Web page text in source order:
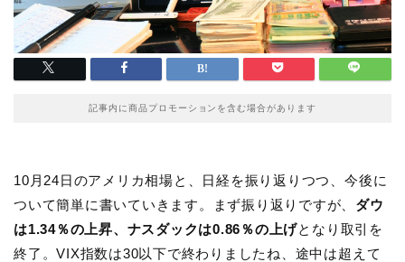
記事内に商品プロモーションを含む場合があります
10月24日のアメリカ相場と、日経を振り返りつつ、今後に
ついて簡単に書いていきます。まず振り返りですが、 ダウ
は1.34％の上昇、ナスダックは0.86％の上げとなり取引を
終了。VIX指数は30以下で終わりましたね、途中は超えて